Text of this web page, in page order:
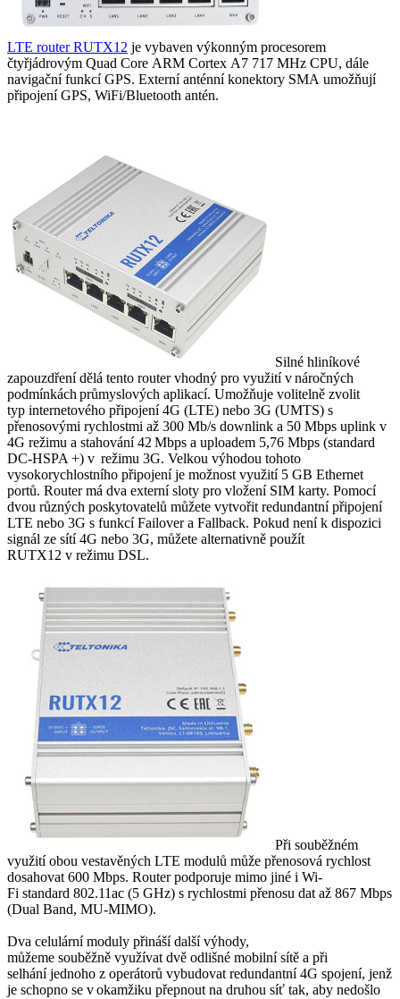
LTE routerRUTX12 je vybaven výkonným procesorem
čtyřjádrovým Quad Core ARM Cortex A7 717 MHz CPU, dále
navigační funkcíGPS. Externí anténníkonektory SMA umožňují
připojeníGPS, WiFi/Bluetooth antén.
Silné hliníkové
zapouzdření dělá tento routervhodný pro využití v náročných
podmínkách průmyslových aplikací. Umožňuje volitelně zvolit
typ internetového připojení 4G (LTE) nebo 3G (UMTS) s
přenosovými rychlostmi až 300 Mb/s downlink a 50 Mbps uplink v
4G režimu a stahování 42 Mbps a uploadem 5,76 Mbps (standard
DC-HSPA +) v režimu 3G. Velkou výhodou tohoto
vysokorychlostního připojení je možnost využití 5 GB Ethernet
portů. Routermá dva externí sloty pro vložení SIM karty. Pomocí
dvou různých poskytovatelů můžete vytvořit redundantní připojení
LTE nebo 3G s funkcí Failover a Fallback. Pokud není k dispozici
signál ze sítí 4G nebo 3G, můžete alternativně použít
RUTX12 v režimu DSL.
Při souběžném
využití obou vestavěných LTE modulů může přenosová rychlost
dosahovat 600 Mbps. Router podporuje mimo jiné i Wi-
Fi standard 802.11ac (5 GHz) s rychlostmi přenosu dat až 867 Mbps
(Dual Band, MU-MIMO).
Dva celulárnímoduly přináší další výhody,
můžeme souběžně využívat dvě odlišné mobilní sítě a při
selhání jednoho z operátorů vybudovat redundantní 4G spojení, jenž
je schopno se v okamžiku přepnout na druhou síť tak, aby nedošlo